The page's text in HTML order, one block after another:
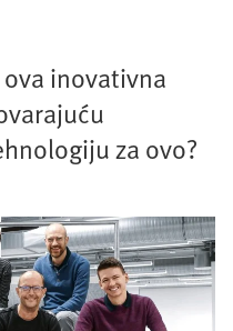
inovativna
za ovo?